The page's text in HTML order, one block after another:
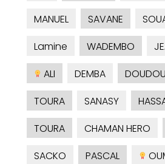
MANUEL
SAVANE
Lamine
WADEMBO
ALI
DEMBA DOUDOU
TOURA
SANASY
TOURA
CHAMAN HERO
SACKO
PASCAL